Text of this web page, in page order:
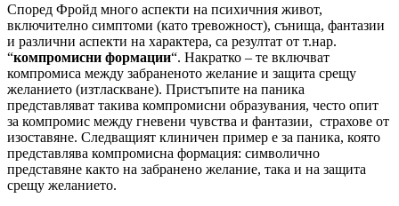
Според Фройд много аспекти на психичния живот,
включително симптоми (като тревожност), сънища, фантазии
и различни аспекти на характера, са резултат от т.нар.
“компромисни формации“. Накратко – те включват
компромиса между забраненото желание и защита срещу
желанието (изтласкване). Пристъпите на паника
представляват такива компромисни образувания, често опит
за компромис между гневени чувства и фантазии, страхове от
изоставяне. Следващият клиничен пример е за паника, която
представлява компромисна формация: символично
представяне както на забранено желание, така и на защита
срещу желанието.